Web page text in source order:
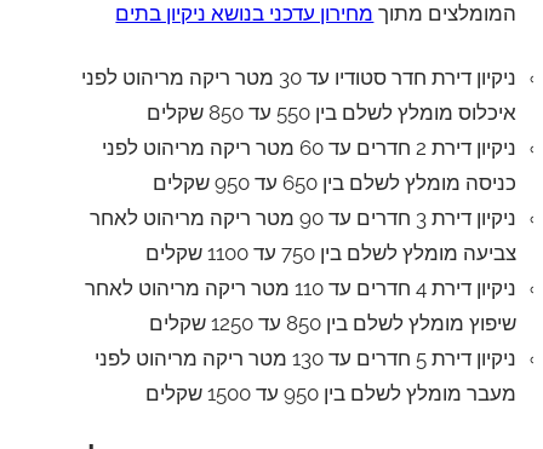
המומלצים מתוך מחירון עדכני בנושא ניקיון בתים
ניקיון דירת חדר סטודיו עד 30 מטר ריקה מריהוט לפני
איכלוס מומלץ לשלם בין 550 עד 850 שקלים
ניקיון דירת 2 חדרים עד 60 מטר ריקה מריהוט לפני
כניסה מומלץ לשלם בין 650 עד 950 שקלים
ניקיון דירת 3 חדרים עד 90 מטר ריקה מריהוט לאחר
צביעה מומלץ לשלם בין 750 עד 1100 שקלים
ניקיון דירת 4 חדרים עד 110 מטר ריקה מריהוט לאחר
שיפוץ מומלץ לשלם בין 850 עד 1250 שקלים
ניקיון דירת 5 חדרים עד 130 מטר ריקה מריהוט לפני
מעבר מומלץ לשלם בין 950 עד 1500 שקלים